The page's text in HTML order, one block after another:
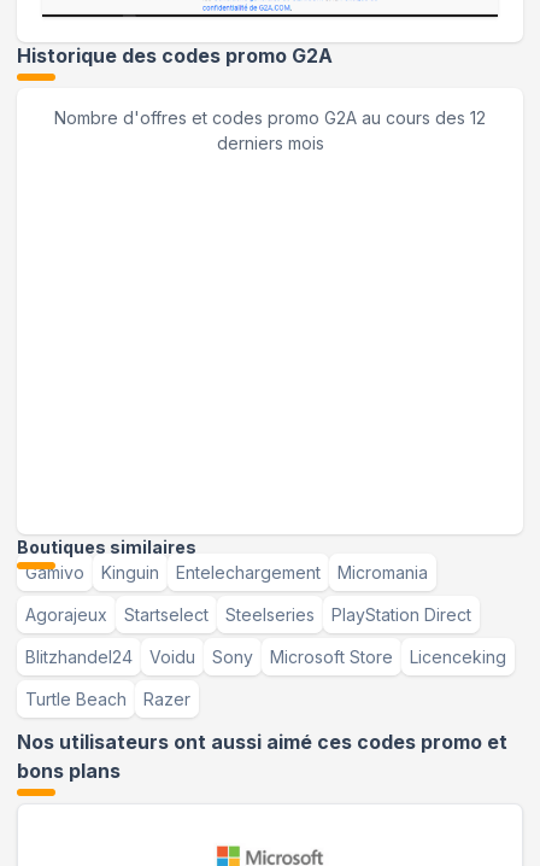
Historique des codes promo G2A
Nombre d'offres et codes promo G2A au cours des 12
derniers mois
Boutiques similaires
Gamivo
Kinguin Entelechargement Micromania
Agorajeux Startselect Steelseries PlayStation Direct
Blitzhandel24 Voidu Sony Microsoft Store Licenceking
Turtle Beach Razer
Nos utilisateurs ont aussi aimé ces codes promo et
bons plans